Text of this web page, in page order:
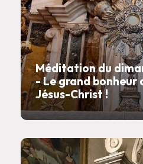
Méditation du
- Le grand bonheur
Jésus-Christ !